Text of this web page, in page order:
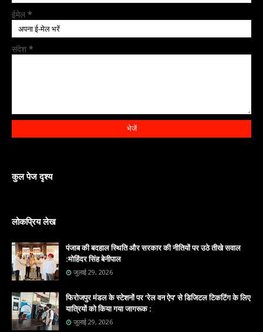
ईमेल *
संदेश *
कुल पेज दृश्य
लोकप्रिय लेख
पंजाब की बदहाल स्थिति और सरकार की नीतियों पर उठे तीखे सवाल
:मोहिंदर सिंह बेनीपाल
जुलाई 29, 2026
फिरोजपुर मंडल के स्टेशनों पर ‘रेल वन ऐप’ से डिजिटल टिकटिंग के लिए
यात्रियों को किया गया जागरूक :
जुलाई 29, 2026